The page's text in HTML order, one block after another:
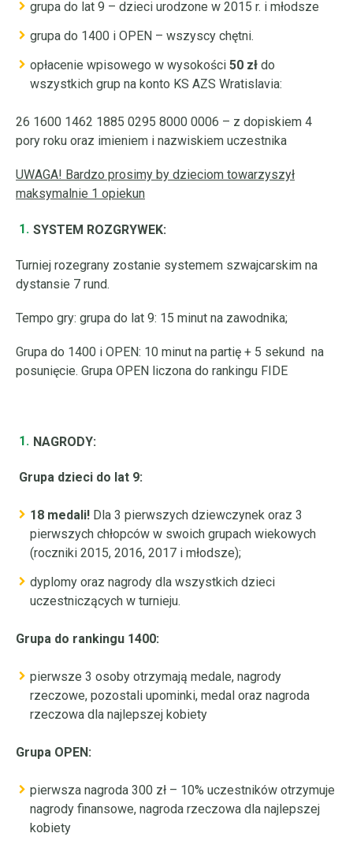
grupa do lat 9 – dzieci urodzone w 2015 r. i młodsze
grupa do 1400 i OPEN – wszyscy chętni.
opłacenie wpisowego w wysokości 50 zł do
wszystkich grup na konto KS AZS Wratislavia:
26 1600 1462 1885 0295 8000 0006 – z dopiskiem 4
pory roku oraz imieniem i nazwiskiem uczestnika
UWAGA! Bardzo prosimy by dzieciom towarzyszył
maksymalnie 1 opiekun
SYSTEM ROZGRYWEK:
Turniej rozegrany zostanie systemem szwajcarskim na
dystansie 7 rund.
Tempo gry: grupa do lat 9: 15 minut na zawodnika;
Grupa do 1400 i OPEN: 10 minut na partię + 5 sekund na
posunięcie. Grupa OPEN liczona do rankingu FIDE
NAGRODY:
Grupa dzieci do lat 9:
18 medali! Dla 3 pierwszych dziewczynek oraz 3
pierwszych chłopców w swoich grupach wiekowych
(roczniki 2015, 2016, 2017 i młodsze);
dyplomy oraz nagrody dla wszystkich dzieci
uczestniczących w turnieju.
Grupa do rankingu 1400:
pierwsze 3 osoby otrzymają medale, nagrody
rzeczowe, pozostali upominki, medal oraz nagroda
rzeczowa dla najlepszej kobiety
Grupa OPEN:
pierwsza nagroda 300 zł – 10% uczestników otrzymuje
nagrody finansowe, nagroda rzeczowa dla najlepszej
kobiety